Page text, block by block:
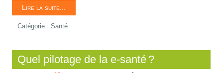
Lire la suite...
Catégorie :Santé
Quel pilotage de la e-santé ?